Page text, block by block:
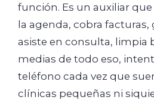
función. Es un auxiliar
la agenda, cobra facturas,
asiste en consulta, limpia
medias de todo eso,
teléfono cada vez que
clínicas pequeñas ni